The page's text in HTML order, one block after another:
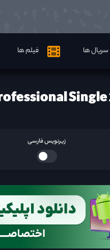
سریال ها فیلم ها
زیرنویس فارسی